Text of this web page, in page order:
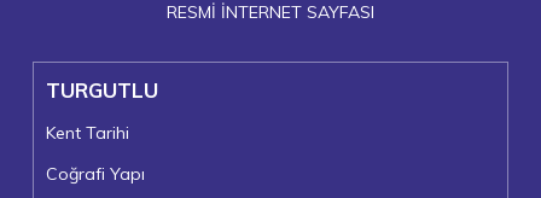
RESMİ İNTERNET SAYFASI
TURGUTLU
Kent Tarihi
Coğrafi Yapı